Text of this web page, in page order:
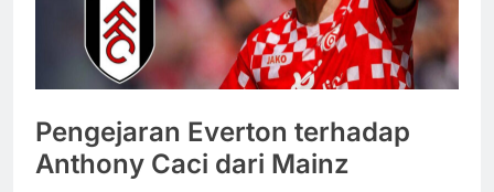
Pengejaran Everton terhadap
Anthony Caci dari Mainz